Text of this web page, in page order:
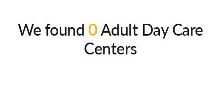
We found 0Adult Day Care
Centers